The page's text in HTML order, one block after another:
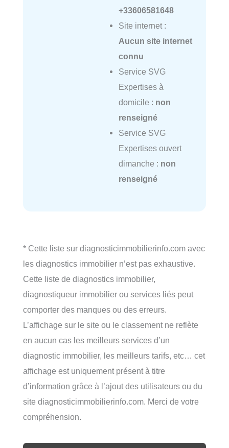
+33606581648
Site internet :
Aucun site internet
connu
Service SVG
Expertises à
domicile : non
renseigné
Service SVG
Expertises ouvert
dimanche : non
renseigné
* Cette liste sur diagnosticimmobilierinfo.com avec
les diagnostics immobilier n’est pas exhaustive.
Cette liste de diagnostics immobilier,
diagnostiqueur immobilier ou services liés peut
comporter des manques ou des erreurs.
L’affichage sur le site ou le classement ne reflète
en aucun cas les meilleurs services d’un
diagnostic immobilier, les meilleurs tarifs, etc… cet
affichage est uniquement présent à titre
d’information grâce à l’ajout des utilisateurs ou du
site diagnosticimmobilierinfo.com. Merci de votre
compréhension.